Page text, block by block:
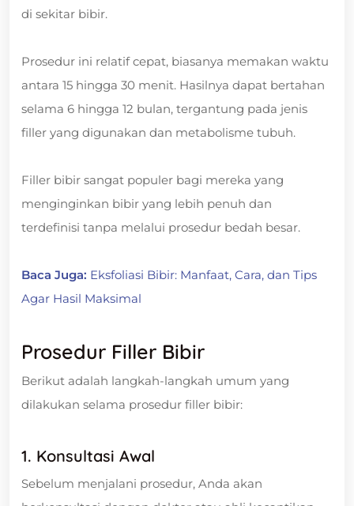
di sekitar bibir.
Prosedur ini relatif cepat, biasanya memakan waktu
antara 15 hingga 30 menit. Hasilnya dapat bertahan
selama 6 hingga 12 bulan, tergantung pada jenis
filler yang digunakan dan metabolisme tubuh.
Filler bibir sangat populer bagi mereka yang
menginginkan bibir yang lebih penuh dan
terdefinisi tanpa melalui prosedur bedah besar.
Baca Juga: Eksfoliasi Bibir: Manfaat, Cara, dan Tips
Agar Hasil Maksimal
Prosedur Filler Bibir
Berikut adalah langkah-langkah umum yang
dilakukan selama prosedur filler bibir:
1. Konsultasi Awal
Sebelum menjalani prosedur, Anda akan